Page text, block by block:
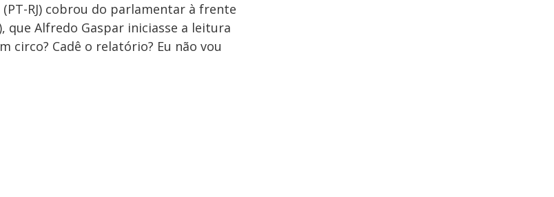
RJ) cobrou do parlamentar à frente
que Alfredo Gaspar iniciasse a leitura
circo? Cadê o relatório? Eu não vou